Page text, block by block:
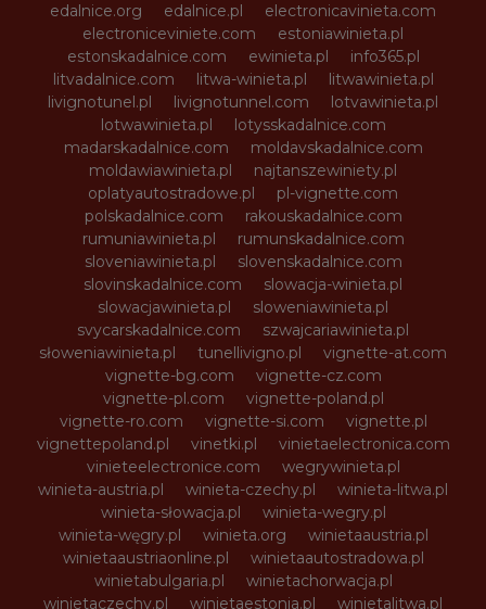
edalnice.org
edalnice.pl
electronicavinieta.com
electroniceviniete.com
estoniawinieta.pl
estonskadalnice.com
ewinieta.pl
info365.pl
litvadalnice.com
litwa-winieta.pl
litwawinieta.pl
livignotunel.pl
livignotunnel.com
lotvawinieta.pl
lotwawinieta.pl
lotysskadalnice.com
madarskadalnice.com
moldavskadalnice.com
moldawiawinieta.pl
najtanszewiniety.pl
oplatyautostradowe.pl
pl-vignette.com
polskadalnice.com
rakouskadalnice.com
rumuniawinieta.pl
rumunskadalnice.com
sloveniawinieta.pl
slovenskadalnice.com
slovinskadalnice.com
slowacja-winieta.pl
slowacjawinieta.pl
sloweniawinieta.pl
svycarskadalnice.com
szwajcariawinieta.pl
słoweniawinieta.pl
tunellivigno.pl
vignette-at.com
vignette-bg.com
vignette-cz.com
vignette-pl.com
vignette-poland.pl
vignette-ro.com
vignette-si.com
vignette.pl
vignettepoland.pl
vinetki.pl
vinietaelectronica.com
vinieteelectronice.com
wegrywinieta.pl
winieta-austria.pl
winieta-czechy.pl
winieta-litwa.pl
winieta-słowacja.pl
winieta-wegry.pl
winieta-węgry.pl
winieta.org
winietaaustria.pl
winietaaustriaonline.pl
winietaautostradowa.pl
winietabulgaria.pl
winietachorwacja.pl
winietaczechy.pl
winietaestonia.pl winietalitwa.pl